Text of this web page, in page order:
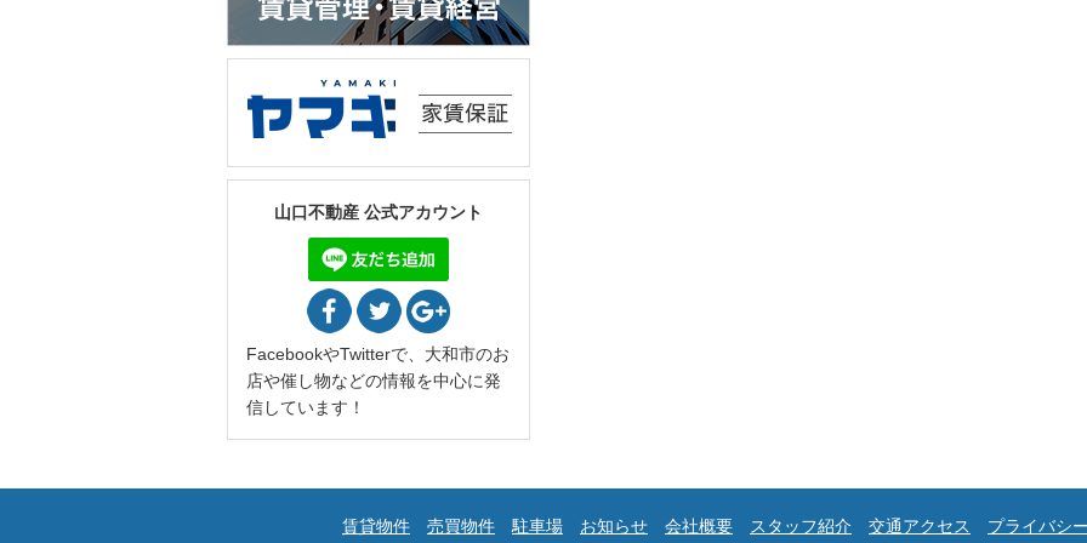
山口不動産 公式アカウント
FacebookやTwitterで、大和市のお
店や催し物などの情報を中心に発
信しています！
賃貸物件 売買物件 駐車場 お知らせ 会社概要 スタッフ紹介 交通アクセス プライバシ